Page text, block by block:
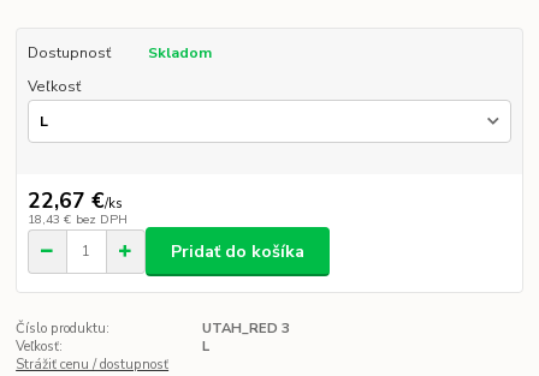
Dostupnosť
Skladom
Veľkosť
22,67 €/ks
18,43 € bez DPH
Pridať do košíka
Číslo produktu:
UTAH_RED 3
Veľkosť:
L
Strážiť cenu / dostupnosť